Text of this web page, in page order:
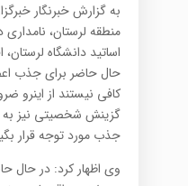
به گزارش خبرنگار
منطقه لرستان،
حال حاضر برای جذب
گزینش شخصیتی نیز به
جذب مورد توجه قرار
وی اظهار کرد: در حال